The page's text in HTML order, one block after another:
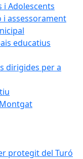
i Adolescents
assessorament
educatius
dirigides per a
protegit del Turó